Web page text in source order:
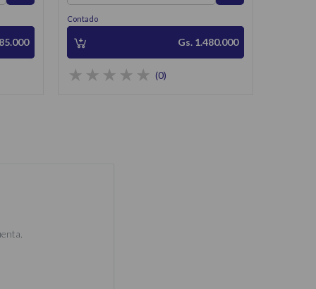
Contado
Gs. 1.480.000
(0)